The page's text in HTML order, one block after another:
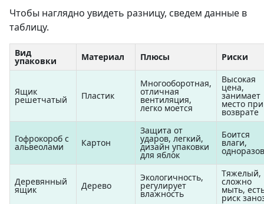
Чтобы наглядно увидеть разницу, сведем данные в
таблицу.
Вид
упаковки Материал Плюсы Риски
Ящик
решетчатый Пластик
Многооборотная,
отличная
вентиляция,
легко моется
Высокая
цена,
занимает
место при
возврате
Гофрокороб с
альвеолами Картон
Защита от
ударов, легкий,
дизайн упаковки
для яблок
Боится
влаги,
Деревянный
ящик Дерево
Экологичность,
регулирует
влажность
Тяжелый,
сложно
мыть,
риск